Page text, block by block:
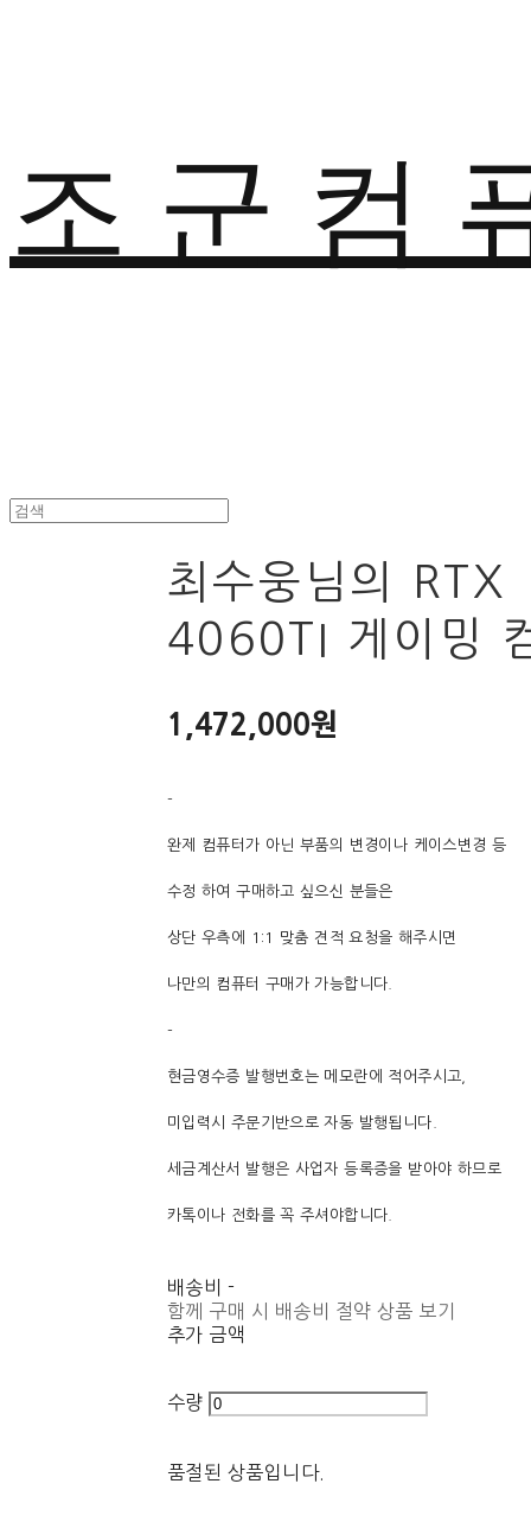
조 군 컴
최수웅님의 RTX
4060TI 게이밍
1,472,000원
-
완제 컴퓨터가 아닌 부품의 변경이나 케이스변경 등
수정 하여 구매하고 싶으신 분들은
상단 우측에 1:1 맞춤 견적 요청을 해주시면
나만의 컴퓨터 구매가 가능합니다.
-
현금영수증 발행번호는 메모란에 적어주시고,
미입력시 주문기반으로 자동 발행됩니다.
세금계산서 발행은 사업자 등록증을 받아야 하므로
카톡이나 전화를 꼭 주셔야합니다.
배송비 -
함께 구매 시 배송비 절약 상품 보기
추가 금액
수량
품절된 상품입니다.